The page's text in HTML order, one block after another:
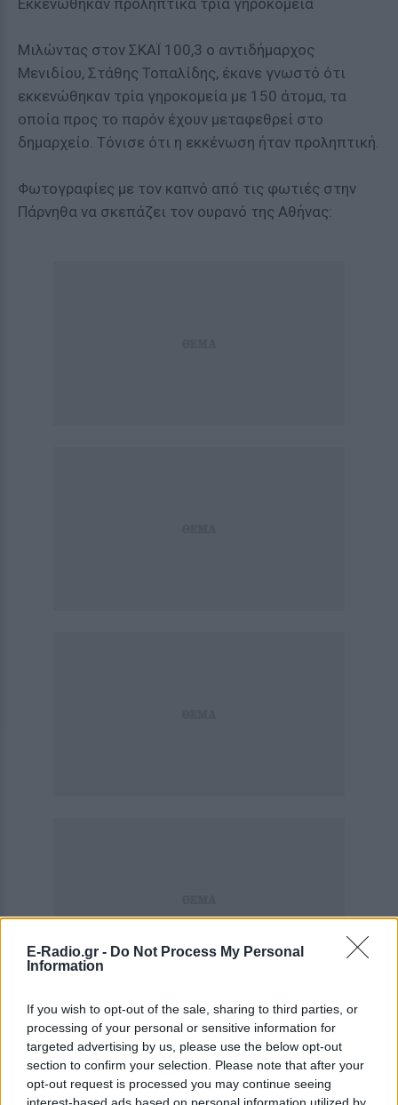
E-Radio.gr - Do Not Process My Personal
Information
If you wish to opt-out of the sale, sharing to third parties, or
processing of your personal or sensitive information for
targeted advertising by us, please use the below opt-out
section to confirm your selection. Please note that after your
opt-out request is processed you may continue seeing
interest-based ads based on personal information utilized by
Εκκενώθηκαν προληπτικά τρία γηροκομεία
Μιλώντας στον ΣΚΑΪ 100,3 ο αντιδήμαρχος
Μενιδίου, Στάθης Τοπαλίδης, έκανε γνωστό ότι
εκκενώθηκαν τρία γηροκομεία με 150 άτομα, τα
οποία προς το παρόν έχουν μεταφεθρεί στο
δημαρχείο. Τόνισε ότι η εκκένωση ήταν προληπτική.
Φωτογραφίες με τον καπνό από τις φωτιές στην
Πάρνηθα να σκεπάζει τον ουρανό της Αθήνας: